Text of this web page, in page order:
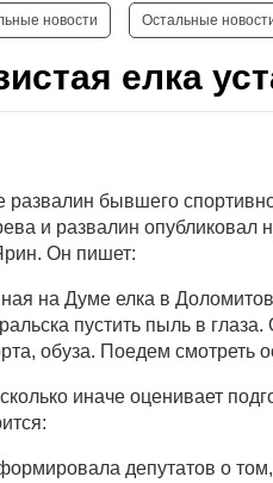
новости Остальные
елка
развалин бывшего
и развалин опубликовал
Он пишет:
на Думе елка в
пустить пыль в
обуза. Поедем смотреть
иначе оценивает
депутатов о